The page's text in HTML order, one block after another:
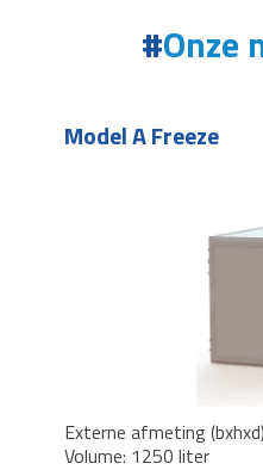
Onze
Model A Freeze
Externe afmeting
Volume: 1250 liter